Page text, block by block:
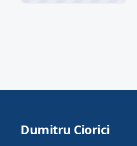
Dumitru Ciorici